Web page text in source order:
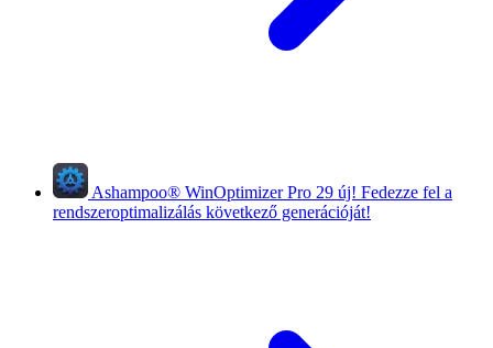
Ashampoo® WinOptimizer Pro 29 új! Fedezze fel a
rendszeroptimalizálás következő generációját!